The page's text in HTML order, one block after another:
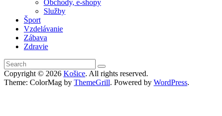
Obchody, e-shopy
Služby
Šport
Vzdelávanie
Zábava
Zdravie
Copyright © 2026 Košice. All rights reserved.
Theme: ColorMag by ThemeGrill. Powered by WordPress.